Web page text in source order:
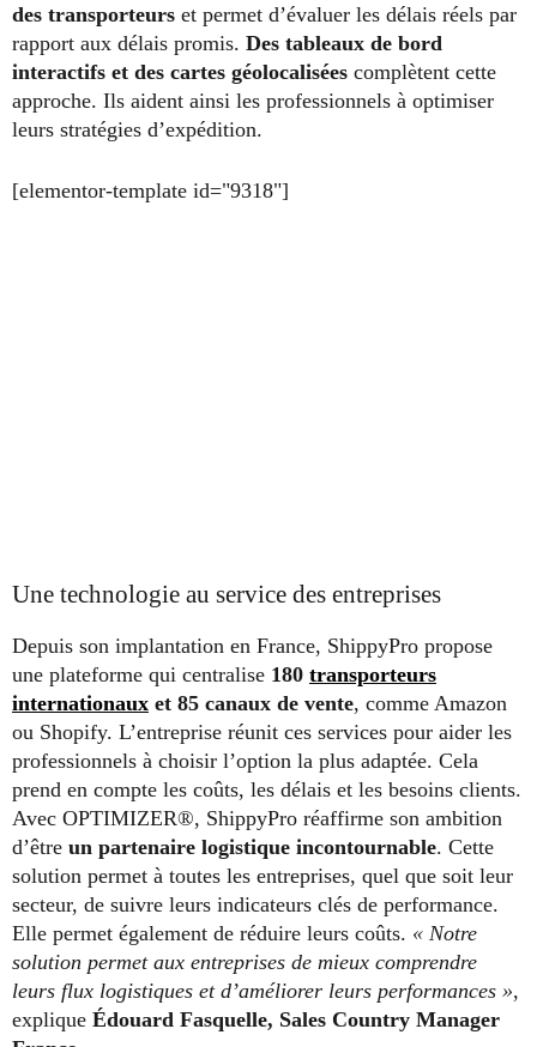
des transporteurs et permet d’évaluer les délais réels par
rapport aux délais promis. Des tableaux de bord
interactifs et des cartes géolocalisées complètent cette
approche. Ils aident ainsi les professionnels à optimiser
leurs stratégies d’expédition.
[elementor-template id="9318"]
Une technologie au service des entreprises
Depuis son implantation en France, ShippyPro propose
une plateforme qui centralise 180 transporteurs
internationaux et 85 canaux de vente, comme Amazon
ou Shopify. L’entreprise réunit ces services pour aider les
professionnels à choisir l’option la plus adaptée. Cela
prend en compte les coûts, les délais et les besoins clients.
Avec OPTIMIZER®, ShippyPro réaffirme son ambition
d’être un partenaire logistique incontournable. Cette
solution permet à toutes les entreprises, quel que soit leur
secteur, de suivre leurs indicateurs clés de performance.
Elle permet également de réduire leurs coûts. « Notre
solution permet aux entreprises de mieux comprendre
leurs flux logistiques et d’améliorer leurs performances »,
explique Édouard Fasquelle, Sales Country Manager